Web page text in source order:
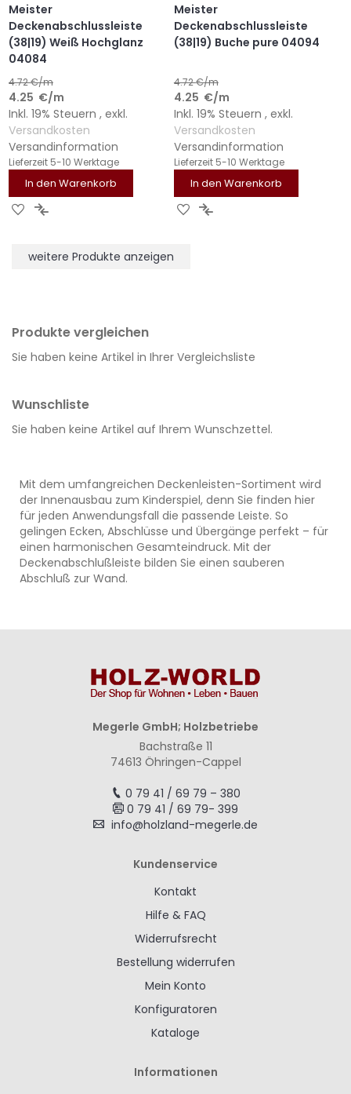
Meister
Deckenabschlussleiste
(38|19) Weiß Hochglanz
04084
4.72€/m
4.25 €/m
Inkl. 19% Steuern , exkl.
Versandkosten
Versandinformation
Lieferzeit 5-10 Werktage
In den Warenkorb
ZUR
HINZUFÜGEN
ZUR
HINZUFÜGEN
Meister
Deckenabschlussleiste
(38|19) Buche pure 04094
4.72€/m
4.25 €/m
Inkl. 19% Steuern , exkl.
Versandkosten
Versandinformation
Lieferzeit 5-10 Werktage
In den Warenkorb
ZURZUR
weitere Produkte anzeigen
Produkte vergleichen
Sie haben keine Artikel in Ihrer Vergleichsliste
Wunschliste
Sie haben keine Artikel auf Ihrem Wunschzettel.
Mit dem umfangreichen Deckenleisten-Sortiment wird
der Innenausbau zum Kinderspiel, denn Sie finden hier
für jeden Anwendungsfall die passende Leiste. So
gelingen Ecken, Abschlüsse und Übergänge perfekt – für
einen harmonischen Gesamteindruck. Mit der
Deckenabschlußleiste bilden Sie einen sauberen
Abschluß zur Wand.
Megerle GmbH; Holzbetriebe
Bachstraße 11
74613 Öhringen-Cappel
0 79 41 / 69 79 – 380
0 79 41 / 69 79- 399
info@holzland-megerle.de
Kundenservice
Kontakt
Hilfe & FAQ
Widerrufsrecht
Bestellung widerrufen
Mein Konto
Konfiguratoren
Kataloge
Informationen